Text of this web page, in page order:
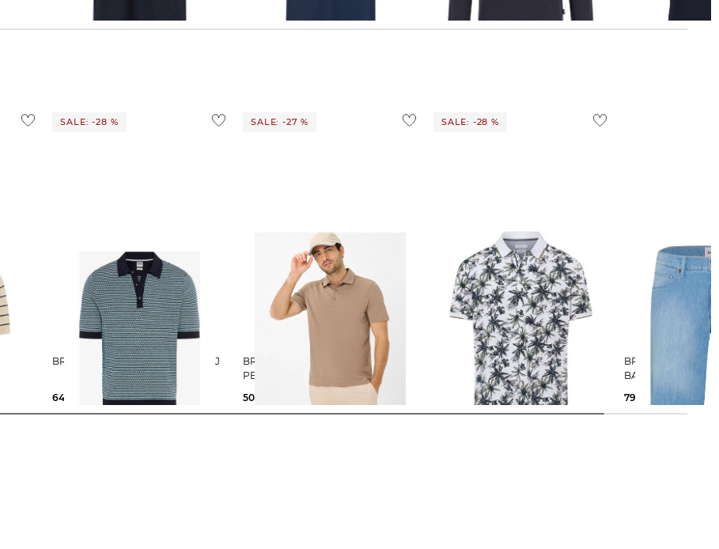
129,95 €
SALE: -28 %
BRAX | Herren Poloshirt PASCAL J
64,99 € 89,95 €
SALE: -27 %
BRAX | Herren Poloshirt STYLE
PEPE
50,85 €
69,95 €
SALE: -28 %
BRAX | Herren Poloshirt PERRY
69,95 €
BRAX | Herren Jeansshorts STYLE
BALI
79,95 €